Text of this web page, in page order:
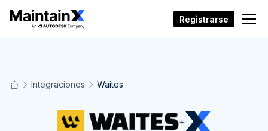
Registrarse
Integraciones Waites
+